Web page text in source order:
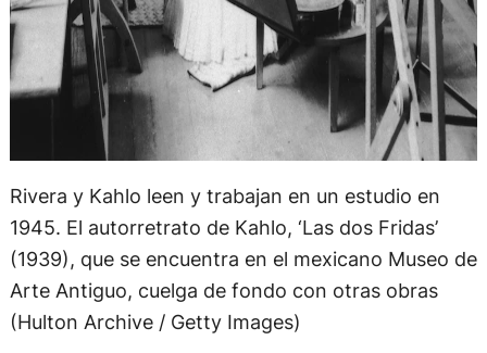
​​Rivera y Kahlo leen y trabajan en un estudio en
1945. El autorretrato de Kahlo, ‘Las dos Fridas’
(1939), que se encuentra en el mexicano Museo de
Arte Antiguo, cuelga de fondo con otras obras
(Hulton Archive / Getty Images)